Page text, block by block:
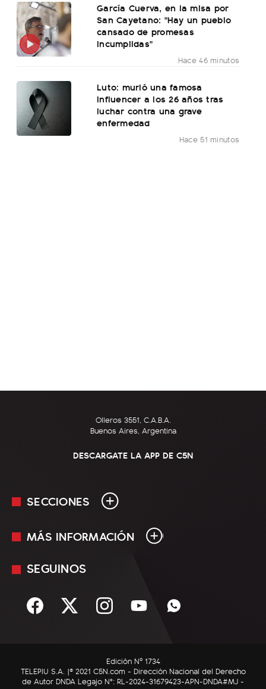
García Cuerva, en la misa por
San Cayetano: "Hay un pueblo
cansado de promesas
incumplidas"
Hace 46 minutos
Luto: murió una famosa
influencer a los 26 años tras
luchar contra una grave
enfermedad
Hace 51 minutos
Olleros 3551, C.A.B.A.
Buenos Aires, Argentina
DESCARGATE LA APP DE C5N
SECCIONES
En Vivo
Sociedad
C5N Autos
MÁS INFORMACIÓN
Mediakit
Términos y condiciones
SEGUINOS
Edición Nº 1734
TELEPIU S.A. |© 2021 C5N.com - Dirección Nacional del Derecho
de Autor DNDA Legajo N°: RL-2024-31679423-APN-DNDA#MJ -